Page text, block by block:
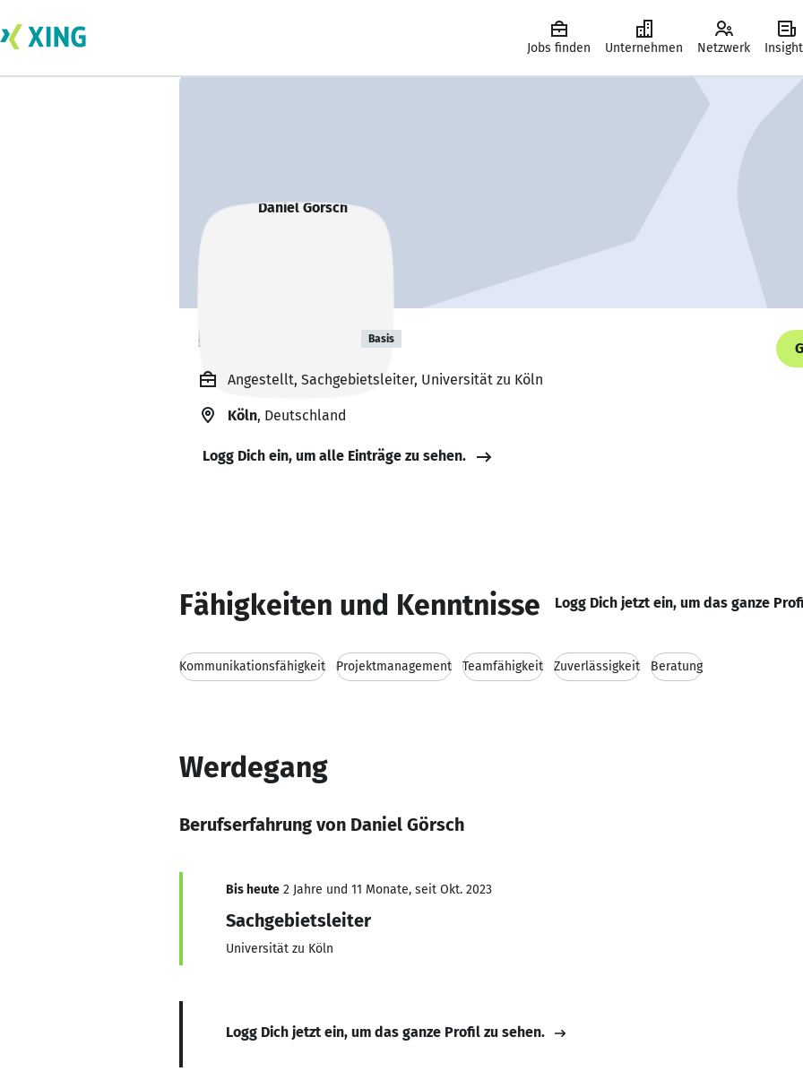
Jobs finden Unternehmen Netzwerk
Daniel Görsch Basis
Angestellt, Sachgebietsleiter, Universität zu Köln
Köln, Deutschland
Logg Dich ein, um alle Einträge zu sehen.
Fähigkeiten und Kenntnisse Logg Dich jetzt ein, um das ganze
Kommunikationsfähigkeit Projektmanagement Teamfähigkeit Zuverlässigkeit Beratung
Werdegang
Berufserfahrung von Daniel Görsch
Bis heute 2 Jahre und 11 Monate, seit Okt. 2023
Sachgebietsleiter
Universität zu Köln
Logg Dich jetzt ein, um das ganze Profil zu sehen.